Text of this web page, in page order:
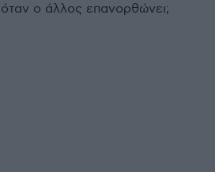
ο άλλος επανορθώνει;